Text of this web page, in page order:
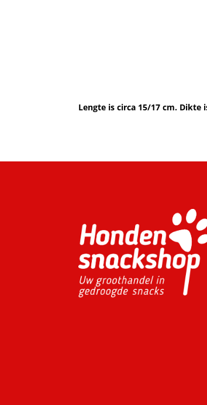
Lengte is circa 15/17 cm. Dikte